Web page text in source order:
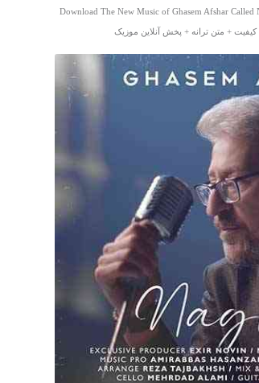
Download The New Music of Ghasem Afshar